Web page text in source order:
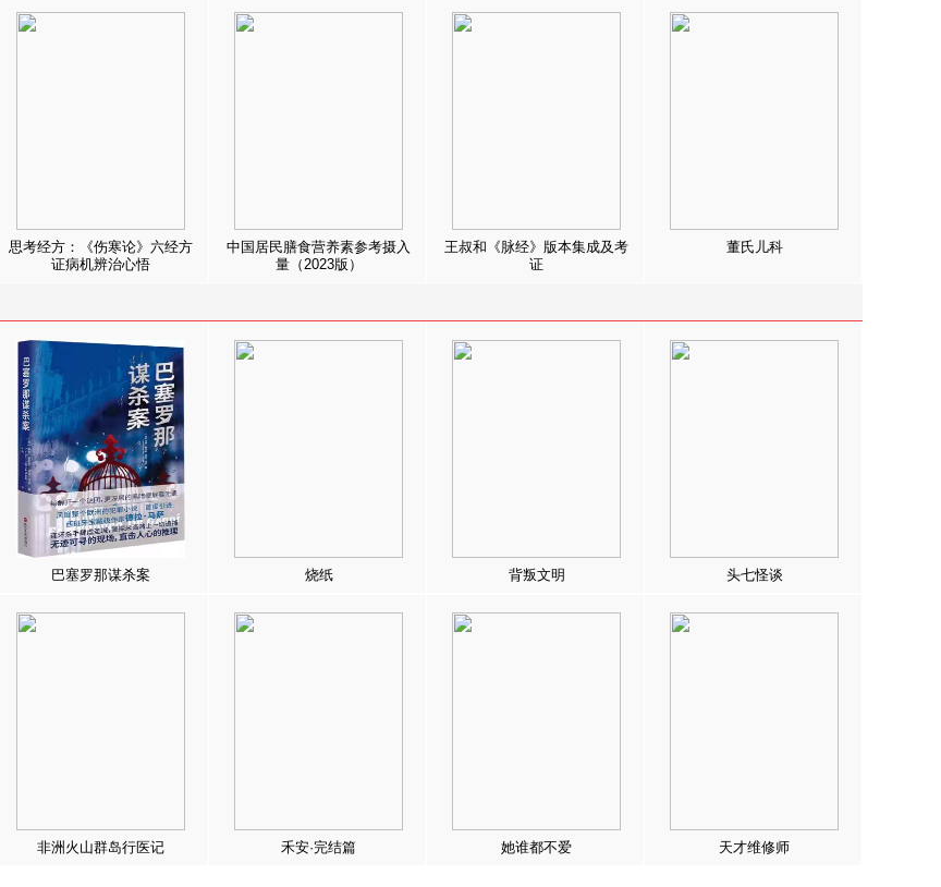
思考经方：《伤寒论》六经方
证病机辨治心悟
中国居民膳食营养素参考摄入
量（2023版）
王叔和《脉经》版本集成及考
证
董氏儿科
巴塞罗那谋杀案 烧纸 背叛文明 头七怪谈
非洲火山群岛行医记 禾安·完结篇 她谁都不爱 天才维修师